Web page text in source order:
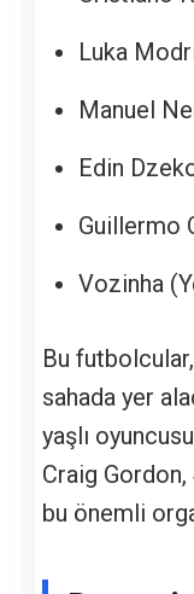
Luka
Manuel
Edin
Guillermo
Vozinha
Bu
sahada yer
yaşlı
Craig
bu önemli